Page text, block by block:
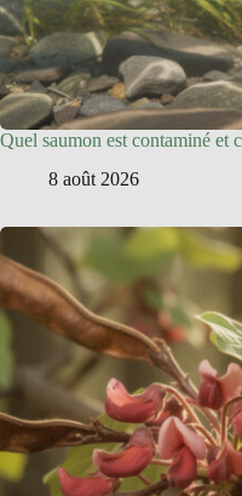
Quel saumon est contaminé et
8 août 2026